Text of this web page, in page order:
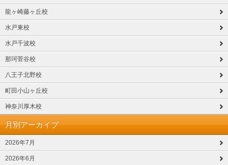
龍ヶ崎藤ヶ丘校
水戸東校
水戸千波校
那珂菅谷校
八王子北野校
町田小山ヶ丘校
神奈川厚木校
月別アーカイブ
2026年7月
2026年6月